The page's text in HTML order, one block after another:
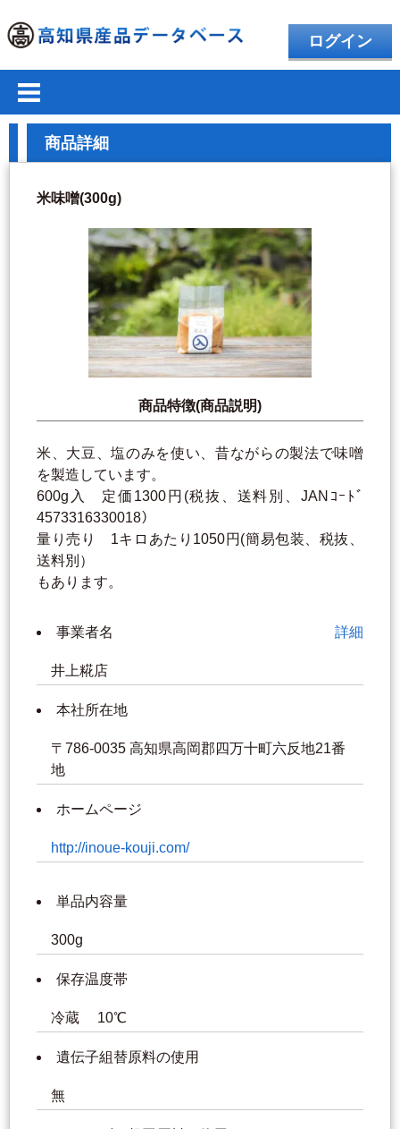
ログイン
商品詳細
米味噌(300g)
商品特徴(商品説明)
米、大豆、塩のみを使い、昔ながらの製法で味噌
を製造しています。
600g入 定価1300円(税抜、送料別、JANｺｰﾄﾞ
4573316330018）
量り売り 1キロあたり1050円(簡易包装、税抜、
送料別）
もあります。
事業者名 詳細
井上糀店
本社所在地
〒786-0035 高知県高岡郡四万十町六反地21番
地
ホームページ
http://inoue-kouji.com/
単品内容量
300g
保存温度帯
冷蔵 10℃
遺伝子組替原料の使用
無